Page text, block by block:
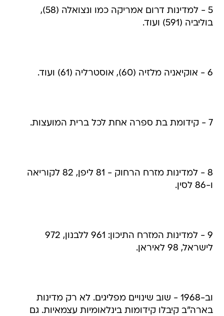
5 - למדינות דרום אמריקה כמו ונצואלה (58),
בוליביה (591) ועוד.
6 - אוקיאניה מלזיה (60), אוסטרליה (61) ועוד.
7 - קידומת בת ספרה אחת לכל ברית המועצות.
8 - למדינות מזרח הרחוק - 81 ליפן, 82 לקוריאה
ו-86 לסין.
9 - למדינות המזרח התיכון: 961 ללבנון, 972
לישראל, 98 לאיראן.
וב-1968 - שוב שינויים מפליגים. לא רק מדינות
בארה"ב קיבלו קידומות בינלאומיות עצמאיות. גם